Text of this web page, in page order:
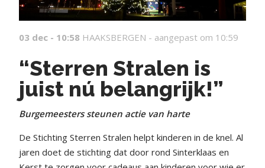
03 dec - 10:58 HAAKSBERGEN - aangepast om 10:59
“Sterren Stralen is
juist nú belangrijk!”
Burgemeesters steunen actie van harte
De Stichting Sterren Stralen helpt kinderen in de knel. Al
jaren doet de stichting dat door rond Sinterklaas en